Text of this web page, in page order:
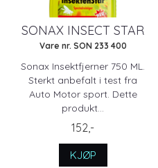
SONAX INSECT STAR
Vare nr. SON 233 400
Sonax Insektfjerner 750 ML.
Sterkt anbefalt i test fra
Auto Motor sport. Dette
produkt...
152,-
KJØP